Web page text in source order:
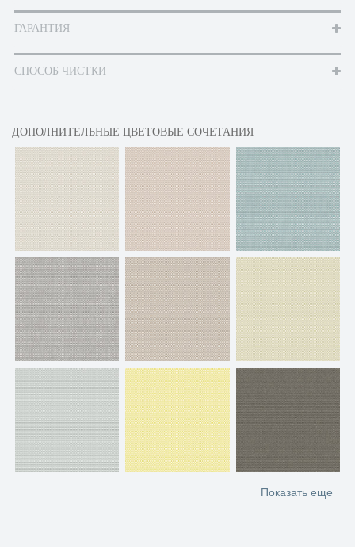
ГАРАНТИЯ
СПОСОБ ЧИСТКИ
ДОПОЛНИТЕЛЬНЫЕ ЦВЕТОВЫЕ СОЧЕТАНИЯ
Показать еще